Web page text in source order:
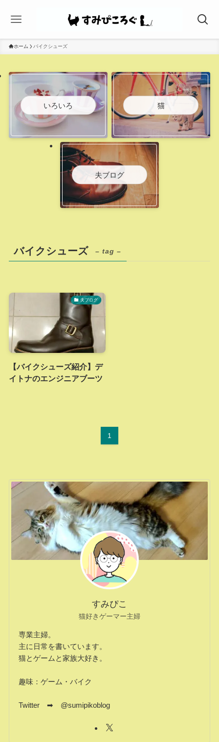
ホーム バイクシューズ
いろいろ 猫
夫ブログ
バイクシューズ – tag –
夫ブログ
【バイクシューズ紹介】デ
イトナのエンジニアブーツ
1
すみぴこ
猫好きゲーマー主婦
専業主婦。
主に日常を書いています。
猫とゲームと家族大好き。
趣味：ゲーム・バイク
Twitter ➡ @sumipikoblog